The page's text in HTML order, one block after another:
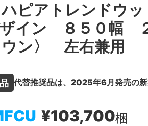
ピアトレンドウ
イン ８５０幅
ウン〉 左右兼用
代替推奨品は、2025年6月発売の新
¥103,700梱